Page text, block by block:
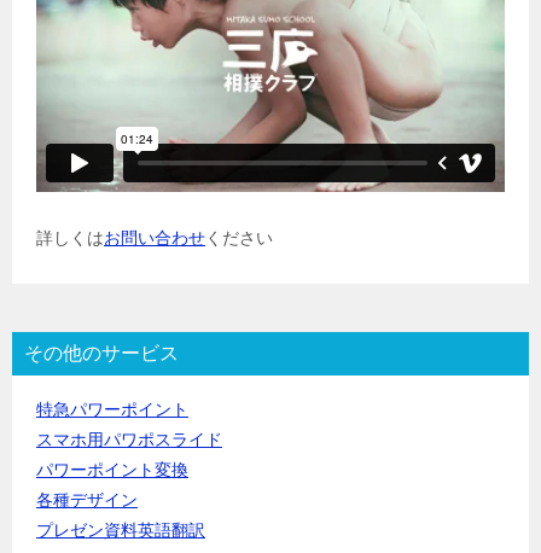
詳しくはお問い合わせください
その他のサービス
特急パワーポイント
スマホ用パワポスライド
パワーポイント変換
各種デザイン
プレゼン資料英語翻訳